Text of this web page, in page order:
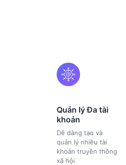
Quản lý Đa tài
khoản
Dễ dàng tạo và
quản lý nhiều tài
khoản truyền thông
xã hội